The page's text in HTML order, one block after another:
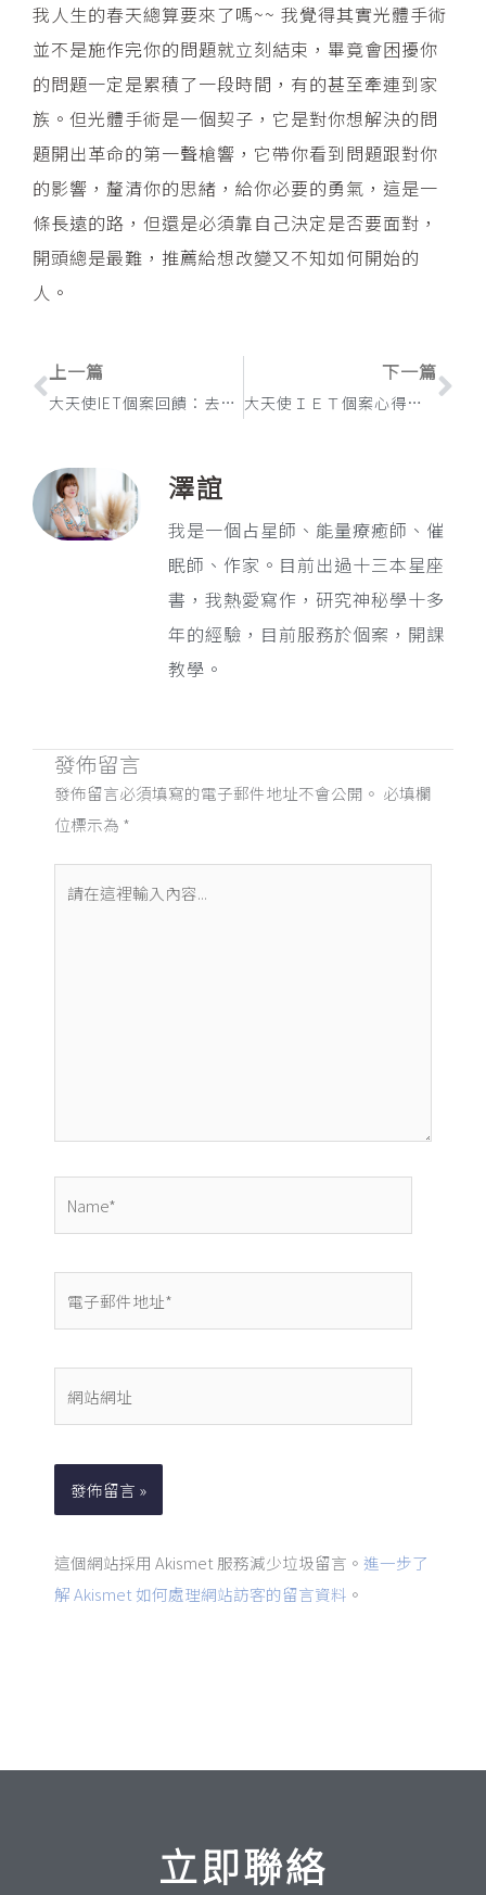
我人生的春天總算要來了嗎~~ 我覺得其實光體手術
並不是施作完你的問題就立刻結束，畢竟會困擾你
的問題一定是累積了一段時間，有的甚至牽連到家
族。但光體手術是一個契子，它是對你想解決的問
題開出革命的第一聲槍響，它帶你看到問題跟對你
的影響，釐清你的思緒，給你必要的勇氣，這是一
條長遠的路，但還是必須靠自己決定是否要面對，
開頭總是最難，推薦給想改變又不知如何開始的
人。
上一頁
上一篇
大天使IET個案回饋：去除無用的情緒，才能有動力走下去
下一篇
大天使ＩＥＴ個案心得：一切都有最好的安排
下
澤誼
我是一個占星師、能量療癒師、催
眠師、作家。目前出過十三本星座
書，我熱愛寫作，研究神秘學十多
年的經驗，目前服務於個案，開課
教學。
發佈留言
發佈留言必須填寫的電子郵件地址不會公開。 必填欄
位標示為 *
這個網站採用 Akismet 服務減少垃圾留言。 進一步了
解 Akismet 如何處理網站訪客的留言資料 。
立即聯絡